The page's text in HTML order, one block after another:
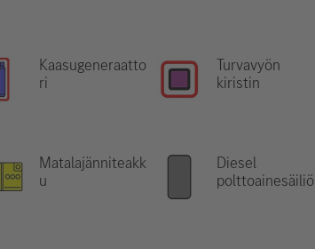
Kaasugeneraatto
ri
Turvavyön
kiristin
Matalajänniteakk
u
Diesel
polttoainesäiliö